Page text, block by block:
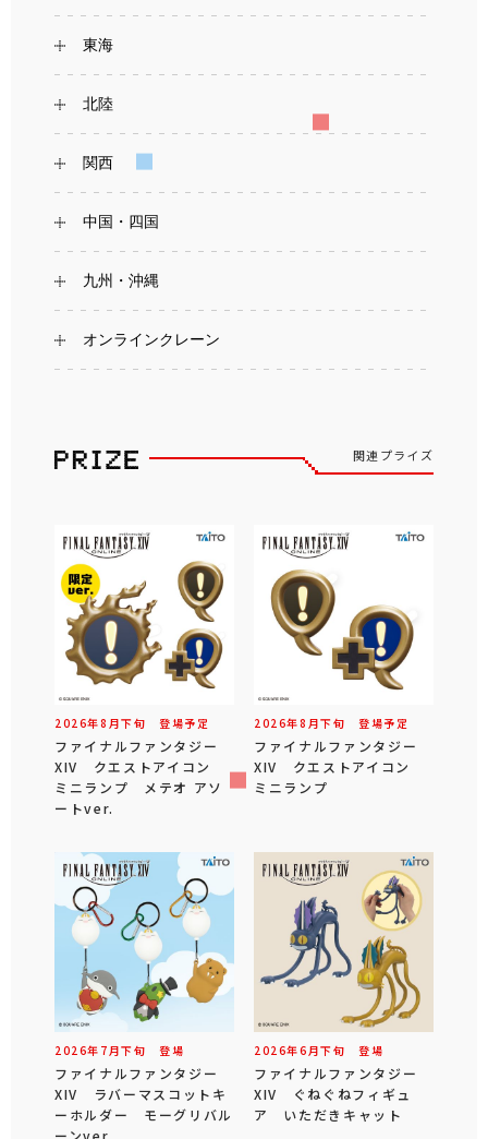
東海
北陸
関西
中国・四国
九州・沖縄
オンラインクレーン
関連プライズ
2026年8 月下旬 登場予定
ファイナルファンタジー
XIV クエストアイコン
ミニランプ メテオ アソ
ートver.
2026年8 月下旬 登場予定
ファイナルファンタジー
XIV クエストアイコン
ミニランプ
2026年 7 月下旬 登場
ファイナルファンタジー
XIV ラバーマスコットキ
ーホルダー モーグリバル
2026年6 月下旬 登場
ファイナルファンタジー
XIV ぐねぐねフィギュ
ア いただきキャット